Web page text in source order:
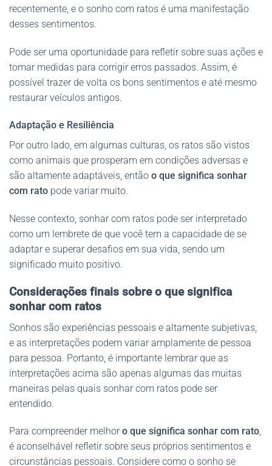
recentemente, e o sonho com ratos é uma manifestação
desses sentimentos.
Pode ser uma oportunidade para refletir sobre suas ações e
tomar medidas para corrigir erros passados. Assim, é
possível trazer de volta os bons sentimentos e até mesmo
restaurar veículos antigos.
Adaptação e Resiliência
Por outro lado, em algumas culturas, os ratos são vistos
como animais que prosperam em condições adversas e
são altamente adaptáveis, então o que significa sonhar
com rato pode variar muito.
Nesse contexto, sonhar com ratos pode ser interpretado
como um lembrete de que você tem a capacidade de se
adaptar e superar desafios em sua vida, sendo um
significado muito positivo.
Considerações finais sobre o que significa
sonhar com ratos
Sonhos são experiências pessoais e altamente subjetivas,
e as interpretações podem variar amplamente de pessoa
para pessoa. Portanto, é importante lembrar que as
interpretações acima são apenas algumas das muitas
maneiras pelas quais sonhar com ratos pode ser
entendido.
Para compreender melhoro que significa sonhar com rato,
é aconselhável refletir sobre seus próprios sentimentos e
circunstâncias pessoais. Considere como o sonho se